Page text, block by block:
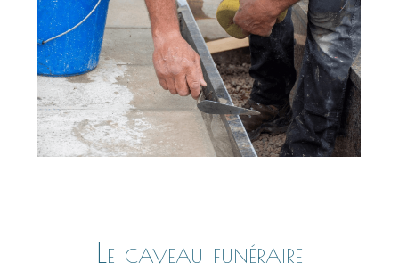
Le caveau funéraire